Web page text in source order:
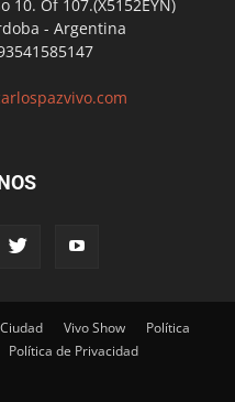
10. Of 107.(X5152EYN)
- Argentina
Vivo Show
Política
Política de Privacidad